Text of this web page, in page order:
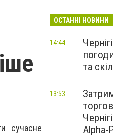
сучасне
ОСТАННІ НОВИНИ
та
14:44
Alpha-
13:53